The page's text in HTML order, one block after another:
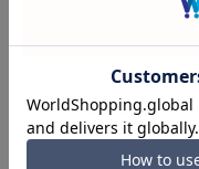
ご利用ガイド